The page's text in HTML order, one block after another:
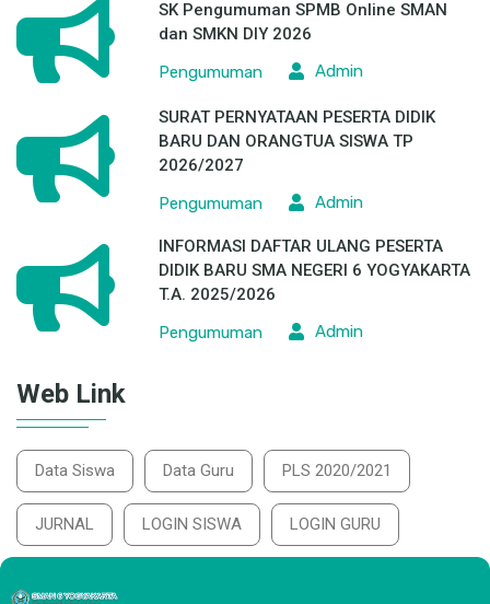
SK Pengumuman SPMB Online SMAN
dan SMKN DIY 2026
Pengumuman
Admin
SURAT PERNYATAAN PESERTA DIDIK
BARU DAN ORANGTUA SISWA TP
2026/2027
Pengumuman
Admin
INFORMASI DAFTAR ULANG PESERTA
DIDIK BARU SMA NEGERI 6 YOGYAKARTA
T.A. 2025/2026
Pengumuman
Admin
Web Link
Data Siswa Data Guru PLS 2020/2021
JURNAL LOGIN SISWA LOGIN GURU